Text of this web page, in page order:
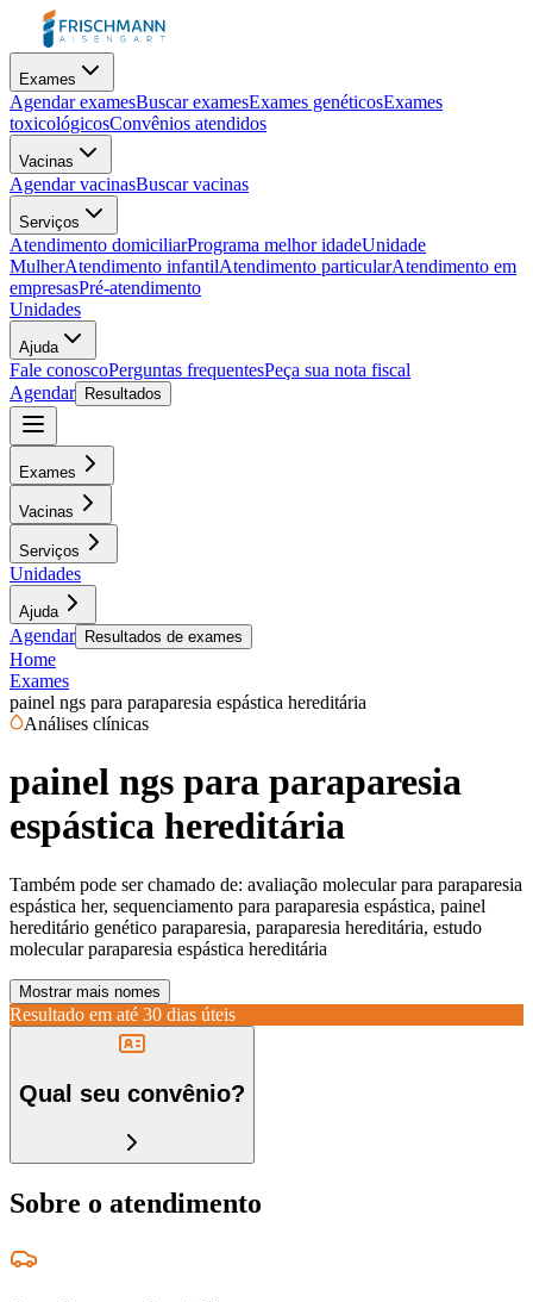
Exames
Agendar examesBuscar examesExames genéticosExames
toxicológicosConvênios atendidos
Vacinas
Agendar vacinasBuscar vacinas
Serviços
Atendimento domiciliarPrograma melhor idadeUnidade
MulherAtendimento infantilAtendimento particularAtendimento em
empresasPré-atendimento
Unidades
Ajuda
Fale conoscoPerguntas frequentesPeça sua nota fiscal
Agendar
Resultados
Exames
Vacinas
Serviços
Unidades
Ajuda
Agendar Resultados de exames
Home
Exames
painel ngs para paraparesia espástica hereditária
Análises clínicas
painel ngs para paraparesia
espástica hereditária
Também pode ser chamado de: avaliação molecular para paraparesia
espástica her, sequenciamento para paraparesia espástica, painel
hereditário genético paraparesia, paraparesia hereditária, estudo
molecular paraparesia espástica hereditária
Mostrar mais nomes
Resultado em até 30 dias úteis
Qual seu convênio?
Sobre o atendimento